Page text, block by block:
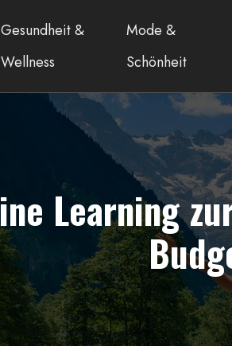
Gesundheit &
Wellness
Mode &
Schönheit
Learning